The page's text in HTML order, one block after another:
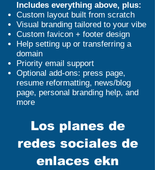
Includes everything above, plus:
Custom layout built from scratch
Visual branding tailored to your vibe
Custom favicon + footer design
Help setting up or transferring a
domain
Priority email support
Optional add-ons: press page,
resume reformatting, news/blog
page, personal branding help, and
more
Los planes de
redes sociales de
enlaces ekn